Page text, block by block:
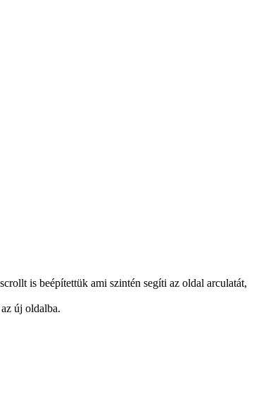
is beépítettük ami szintén segíti az oldal arculatát,
új oldalba.